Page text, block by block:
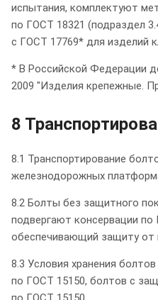
испытания, комплектуют
по ГОСТ 18321 (подраздел
с ГОСТ 17769* для изделий
* В Российской Федерации
2009 "Изделия крепежные.
8
8.1 Транспортирование
железнодорожных
8.2 Болты без защитного
подвергают консервации по
обеспечивающий защиту от
8.3 Условия хранения
по ГОСТ 15150, болтов с